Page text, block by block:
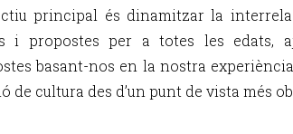
principal és dinamitzar la
i propostes per a totes les edats,
basant-nos en la nostra
de cultura des d’un punt de vista més